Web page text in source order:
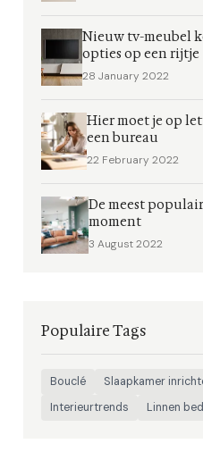
Nieuw tv-meubel
opties op een rijtje
28 January 2022
Hier moet je op
een bureau
22 February 2022
De meest
moment
3 August 2022
Populaire Tags
Bouclé Slaapkamer
Interieurtrends
Linnen